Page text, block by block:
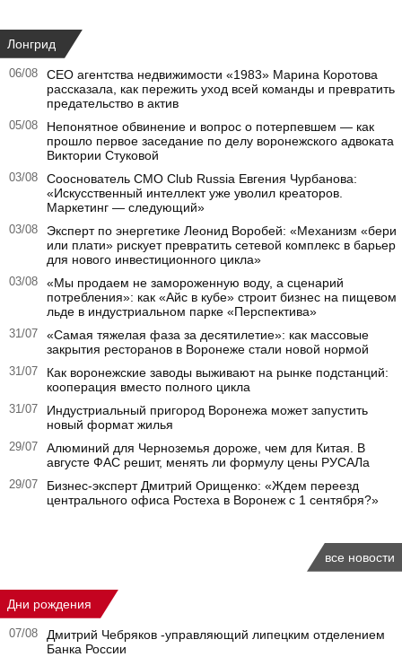
Лонгрид
06/08
CEO агентства недвижимости «1983» Марина Коротова
рассказала, как пережить уход всей команды и превратить
предательство в актив
05/08
Непонятное обвинение и вопрос о потерпевшем — как
прошло первое заседание по делу воронежского адвоката
Виктории Стуковой
03/08
Сооснователь CMO Club Russia Евгения Чурбанова:
«Искусственный интеллект уже уволил креаторов.
Маркетинг — следующий»
03/08
Эксперт по энергетике Леонид Воробей: «Механизм «бери
или плати» рискует превратить сетевой комплекс в барьер
для нового инвестиционного цикла»
03/08
«Мы продаем не замороженную воду, а сценарий
потребления»: как «Айс в кубе» строит бизнес на пищевом
льде в индустриальном парке «Перспектива»
31/07
«Самая тяжелая фаза за десятилетие»: как массовые
закрытия ресторанов в Воронеже стали новой нормой
31/07
Как воронежские заводы выживают на рынке подстанций:
кооперация вместо полного цикла
31/07
Индустриальный пригород Воронежа может запустить
новый формат жилья
29/07
Алюминий для Черноземья дороже, чем для Китая. В
августе ФАС решит, менять ли формулу цены РУСАЛа
29/07
Бизнес-эксперт Дмитрий Орищенко: «Ждем переезд
центрального офиса Ростеха в Воронеж с 1 сентября?»
все новости
Дни рождения
07/08
Дмитрий Чебряков -управляющий липецким отделением
Банка России